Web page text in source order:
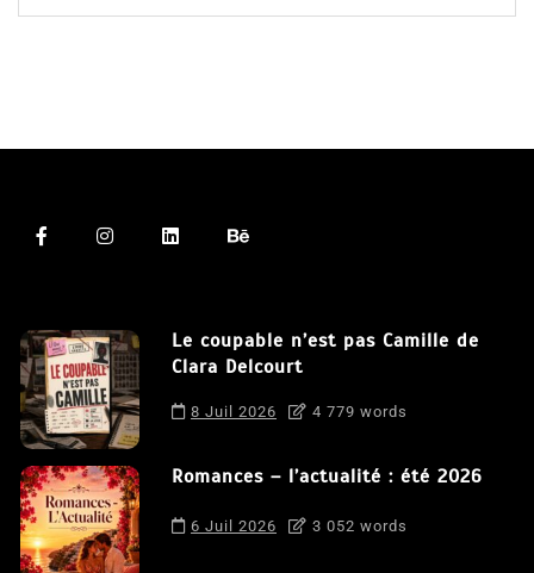
Le coupable n’est pas Camille de
Clara Delcourt
8 Juil 2026 4 779 words
Romances – l’actualité : été 2026
6 Juil 2026 3 052 words